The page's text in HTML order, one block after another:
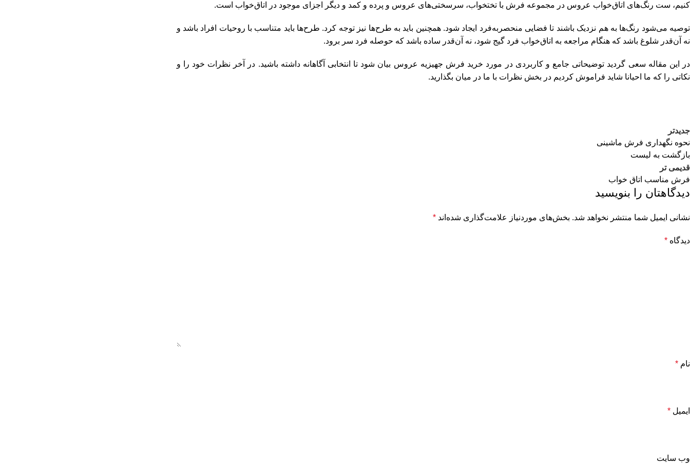
کنیم، ست رنگ‌های اتاق‌خواب عروس در مجموعه فرش با تختخواب، سرسختی‌های عروس و پرده و کمد و دیگر اجزای موجود در اتاق‌خواب است.
توصیه می‌شود رنگ‌ها به هم نزدیک باشند تا فضایی منحصربه‌فرد ایجاد شود. همچنین باید به طرح‌ها نیز توجه کرد. طرح‌ها باید متناسب با روحیات افراد باشد و
نه آن‌قدر شلوغ باشد که هنگام مراجعه به اتاق‌خواب فرد گیج شود، نه آن‌قدر ساده باشد که حوصله فرد سر برود.
در این مقاله سعی گردید توضیحاتی جامع و کاربردی در مورد خرید فرش جهیزیه عروس بیان شود تا انتخابی آگاهانه داشته باشید. در آخر نظرات خود را و
نکاتی را که ما احیانا شاید فراموش کردیم در بخش نظرات با ما در میان بگذارید.
جدیدتر
نحوه نگهداری فرش ماشینی
بازگشت به لیست
قدیمی تر
فرش مناسب اتاق خواب
دیدگاهتان را بنویسید
نشانی ایمیل شما منتشر نخواهد شد. بخش‌های موردنیاز علامت‌گذاری شده‌اند *
دیدگاه *
نام *
ایمیل *
وب‌ سایت